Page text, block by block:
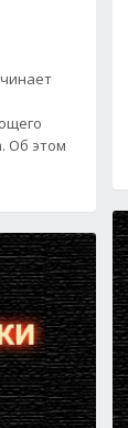
Об этом